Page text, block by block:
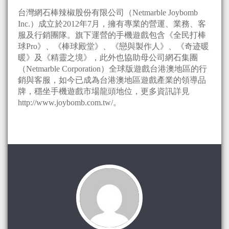
台灣網石棒辣椒股份有限公司（Netmarble Joybomb
Inc.）成立於2012年7月，擁有專業的營運、業務、客
服及行銷團隊。旗下運營的手機遊戲包含《全民打棒
球Pro》、《棒球殿堂》、《戀與製作人》、《奇迹暖
暖》及《精靈之境》，此外也協助母公司網石集團
（Netmarble Corporation）全球版遊戲台港澳地區的行
銷與客服，如今已成為台港澳地區遊戲產業的領導品
牌，穩坐手機遊戲市場龍頭地位，更多資訊詳見
http://www.joybomb.com.tw/。